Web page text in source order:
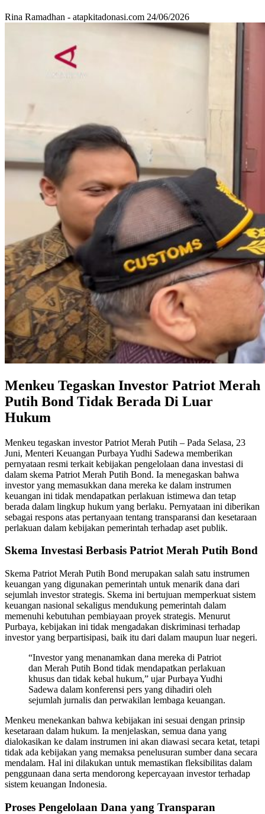
Rina Ramadhan - atapkitadonasi.com 24/06/2026
Menkeu Tegaskan Investor Patriot Merah
Putih Bond Tidak Berada Di Luar
Hukum
Menkeu tegaskan investor Patriot Merah Putih – Pada Selasa, 23
Juni, Menteri Keuangan Purbaya Yudhi Sadewa memberikan
pernyataan resmi terkait kebijakan pengelolaan dana investasi di
dalam skema Patriot Merah Putih Bond. Ia menegaskan bahwa
investor yang memasukkan dana mereka ke dalam instrumen
keuangan ini tidak mendapatkan perlakuan istimewa dan tetap
berada dalam lingkup hukum yang berlaku. Pernyataan ini diberikan
sebagai respons atas pertanyaan tentang transparansi dan kesetaraan
perlakuan dalam kebijakan pemerintah terhadap aset publik.
Skema Investasi Berbasis Patriot Merah Putih Bond
Skema Patriot Merah Putih Bond merupakan salah satu instrumen
keuangan yang digunakan pemerintah untuk menarik dana dari
sejumlah investor strategis. Skema ini bertujuan memperkuat sistem
keuangan nasional sekaligus mendukung pemerintah dalam
memenuhi kebutuhan pembiayaan proyek strategis. Menurut
Purbaya, kebijakan ini tidak mengadakan diskriminasi terhadap
investor yang berpartisipasi, baik itu dari dalam maupun luar negeri.
“Investor yang menanamkan dana mereka di Patriot
dan Merah Putih Bond tidak mendapatkan perlakuan
khusus dan tidak kebal hukum,” ujar Purbaya Yudhi
Sadewa dalam konferensi pers yang dihadiri oleh
sejumlah jurnalis dan perwakilan lembaga keuangan.
Menkeu menekankan bahwa kebijakan ini sesuai dengan prinsip
kesetaraan dalam hukum. Ia menjelaskan, semua dana yang
dialokasikan ke dalam instrumen ini akan diawasi secara ketat, tetapi
tidak ada kebijakan yang memaksa penelusuran sumber dana secara
mendalam. Hal ini dilakukan untuk memastikan fleksibilitas dalam
penggunaan dana serta mendorong kepercayaan investor terhadap
sistem keuangan Indonesia.
Proses Pengelolaan Dana yang Transparan